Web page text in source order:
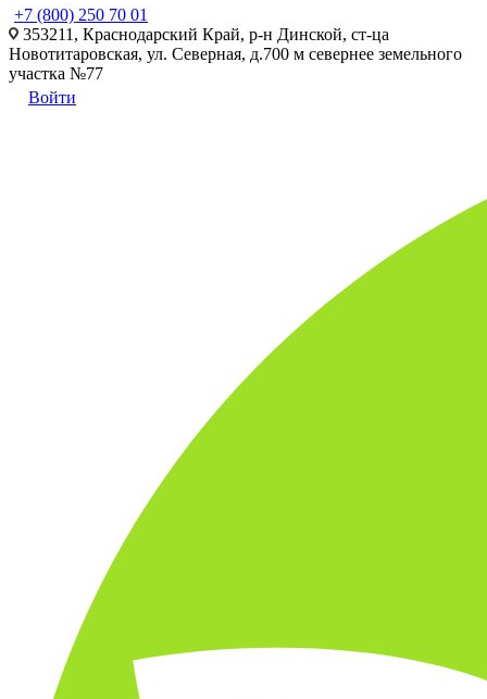
+7 (800) 250 70 01
353211, Краснодарский Край, р-н Динской, ст-ца
Новотитаровская, ул. Северная, д.700 м севернее земельного
участка №77
Войти